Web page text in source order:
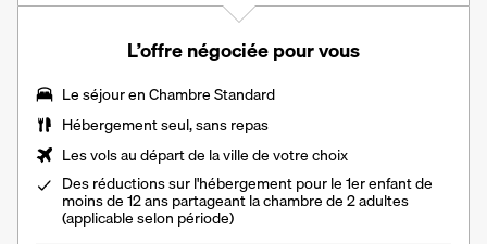
L’offre négociée pour vous
Le séjour en Chambre Standard
Hébergement seul, sans repas
Les vols au départ de la ville de votre choix
Des réductions sur l'hébergement pour le 1er enfant de
moins de 12 ans partageant la chambre de 2 adultes
(applicable selon période)